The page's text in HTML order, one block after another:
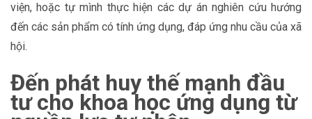
viện, hoặc tự mình thực hiện các dự án nghiên cứu hướng
đến các sản phẩm có tính ứng dụng, đáp ứng nhu cầu của xã
hội.
Đến phát huy thế mạnh đầu
tư cho khoa học ứng dụng từ